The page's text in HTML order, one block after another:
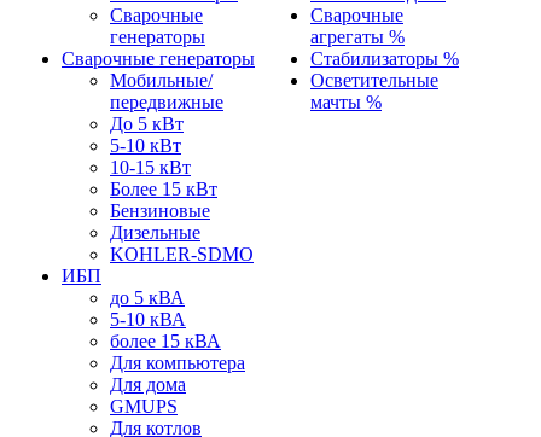
Сварочные
генераторы
Сварочные генераторы
Мобильные/
передвижные
До 5 кВт
5-10 кВт
10-15 кВт
Более 15 кВт
Бензиновые
Дизельные
KOHLER-SDMO
ИБП
до 5 кВА
5-10 кВА
более 15 кВА
Для компьютера
Для дома
GMUPS
Для котлов
Сварочные
агрегаты %
Стабилизаторы %
Осветительные
мачты %